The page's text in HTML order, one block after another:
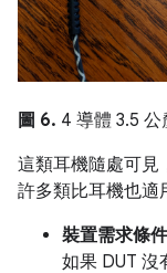
圖 6. 4 導體 3.5
這類耳機隨處可見
許多類比耳機也適
裝置需求條件
如果 DUT 沒